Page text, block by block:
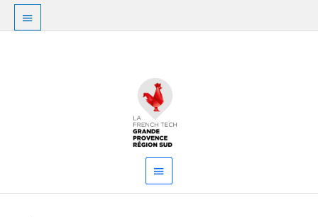
Aller
contenu
Au
dessus
principal